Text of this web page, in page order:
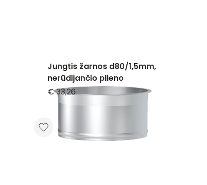
Jungtis žarnos d80/1,5mm,
nerūdijančio plieno
€ 33,26